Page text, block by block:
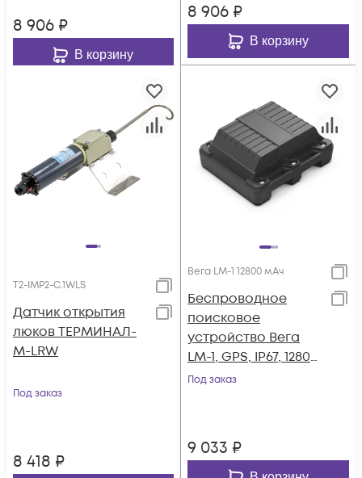
8 906 ₽
В корзину
8 906 ₽
В корзину
T2-IMP2-С.1WLS
Датчик открытия
люков ТЕРМИНАЛ-
М-LRW
Под заказ
8 418 ₽
Вега LM-1 12800 мАч
Беспроводное
поисковое
устройство Вега
LM-1, GPS, IP67, 12800
мАч
Под заказ
9 033 ₽